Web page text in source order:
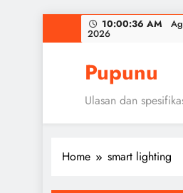
to
10:00:37 AM
2026
Pupunu
Ulasan dan
Home smart lighting